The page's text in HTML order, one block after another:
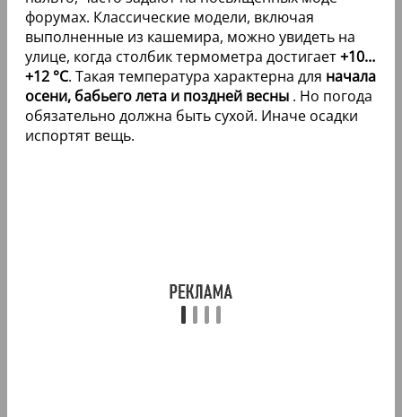
форумах. Классические модели, включая
выполненные из кашемира, можно увидеть на
улице, когда столбик термометра достигает+10…
+12 °C. Такая температура характерна для начала
осени, бабьего лета и поздней весны . Но погода
обязательно должна быть сухой. Иначе осадки
испортят вещь.